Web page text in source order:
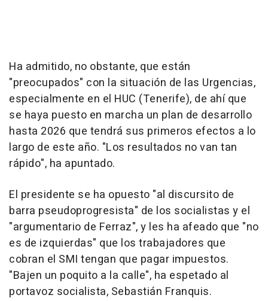
Ha admitido, no obstante, que están
"preocupados" con la situación de las Urgencias,
especialmente en el HUC (Tenerife), de ahí que
se haya puesto en marcha un plan de desarrollo
hasta 2026 que tendrá sus primeros efectos a lo
largo de este año. "Los resultados no van tan
rápido", ha apuntado.
El presidente se ha opuesto "al discursito de
barra pseudoprogresista" de los socialistas y el
"argumentario de Ferraz", y les ha afeado que "no
es de izquierdas" que los trabajadores que
cobran el SMI tengan que pagar impuestos.
"Bajen un poquito a la calle", ha espetado al
portavoz socialista, Sebastián Franquis.